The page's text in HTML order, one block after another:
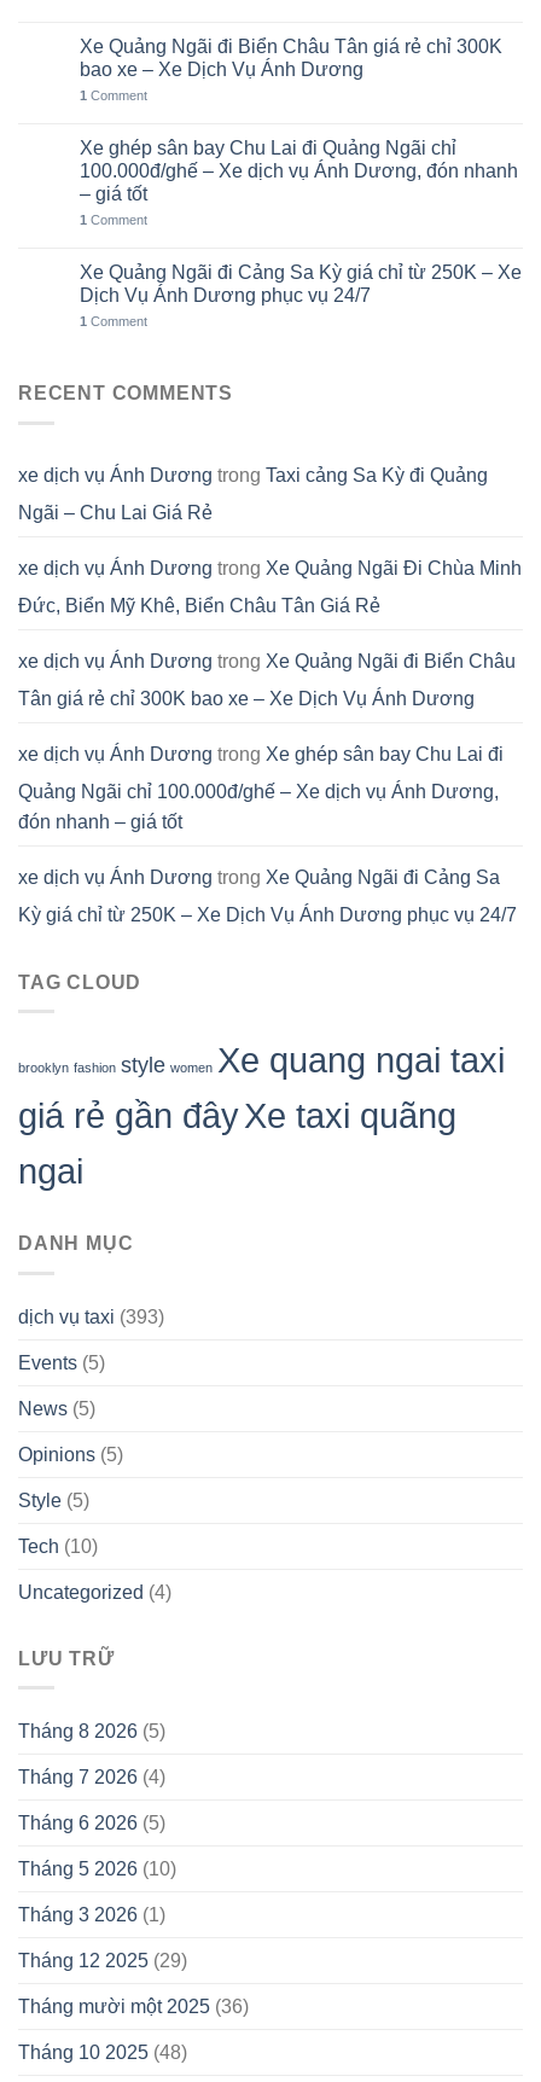
Xe Quảng Ngãi đi Biển Châu Tân giá rẻ chỉ 300K
bao xe – Xe Dịch Vụ Ánh Dương
1 Comment
Xe ghép sân bay Chu Lai đi Quảng Ngãi chỉ
100.000đ/ghế – Xe dịch vụ Ánh Dương, đón nhanh
– giá tốt
1 Comment
Xe Quảng Ngãi đi Cảng Sa Kỳ giá chỉ từ 250K – Xe
Dịch Vụ Ánh Dương phục vụ 24/7
1 Comment
RECENT COMMENTS
xe dịch vụ Ánh Dương trong Taxi cảng Sa Kỳ đi Quảng
Ngãi – Chu Lai Giá Rẻ
xe dịch vụ Ánh Dương trong Xe Quảng Ngãi Đi Chùa Minh
Đức, Biển Mỹ Khê, Biển Châu Tân Giá Rẻ
xe dịch vụ Ánh Dương trong Xe Quảng Ngãi đi Biển Châu
Tân giá rẻ chỉ 300K bao xe – Xe Dịch Vụ Ánh Dương
xe dịch vụ Ánh Dương trong Xe ghép sân bay Chu Lai đi
Quảng Ngãi chỉ 100.000đ/ghế – Xe dịch vụ Ánh Dương,
đón nhanh – giá tốt
xe dịch vụ Ánh Dương trong Xe Quảng Ngãi đi Cảng Sa
Kỳ giá chỉ từ 250K – Xe Dịch Vụ Ánh Dương phục vụ 24/7
TAG CLOUD
brooklyn fashion style women Xe quang ngai taxi
giá rẻ gần đâyXe taxi quãng
ngai
DANH MỤC
dịch vụ taxi (393)
Events (5)
News (5)
Opinions (5)
Style (5)
Tech (10)
Uncategorized (4)
LƯU TRỮ
Tháng 8 2026 (5)
Tháng 7 2026 (4)
Tháng 6 2026 (5)
Tháng 5 2026 (10)
Tháng 3 2026 (1)
Tháng 12 2025 (29)
Tháng mười một 2025 (36)
Tháng 10 2025 (48)